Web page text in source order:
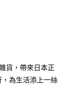
行
貨，帶來日本正
為生活添上一絲